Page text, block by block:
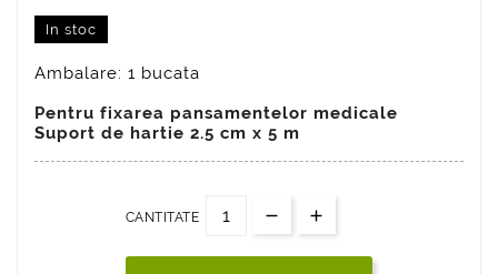
In stoc
Ambalare: 1 bucata
Pentru fixarea pansamentelor medicale
Suport de hartie 2.5 cm x 5 m
CANTITATE